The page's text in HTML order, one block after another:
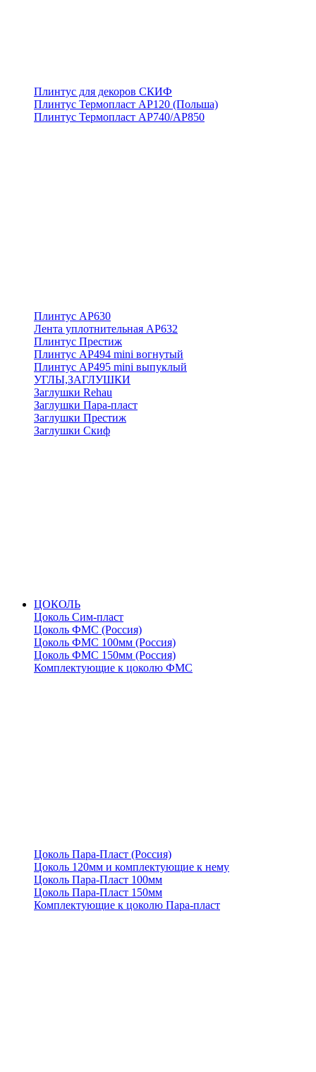
Плинтус для декоров СКИФ
Плинтус Термопласт АР120 (Польша)
Плинтус Термопласт АР740/АР850
Плинтус АР630
Лента уплотнительная АР632
Плинтус Престиж
Плинтус АР494 mini вогнутый
Плинтус АР495 mini выпуклый
УГЛЫ,ЗАГЛУШКИ
Заглушки Rehau
Заглушки Пара-пласт
Заглушки Престиж
Заглушки Скиф
ЦОКОЛЬ
Цоколь Сим-пласт
Цоколь ФМС (Россия)
Цоколь ФМС 100мм (Россия)
Цоколь ФМС 150мм (Россия)
Комплектующие к цоколю ФМС
Цоколь Пара-Пласт (Россия)
Цоколь 120мм и комплектующие к нему
Цоколь Пара-Пласт 100мм
Цоколь Пара-Пласт 150мм
Комплектующие к цоколю Пара-пласт